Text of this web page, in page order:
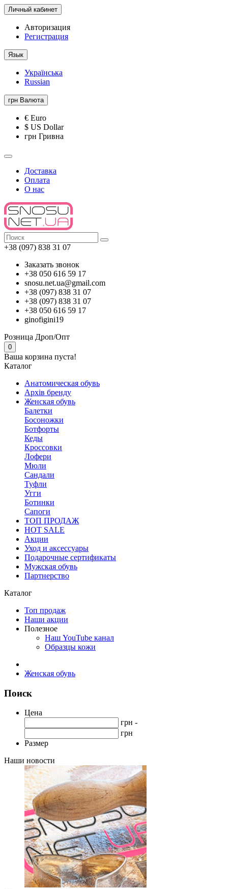
Личный кабинет
Авторизация
Регистрация
Язык
Українська
Russian
грн Валюта
€ Euro
$ US Dollar
грн Гривна
Доставка
Оплата
О нас
+38 (097) 838 31 07
Заказать звонок
+38 050 616 59 17
snosu.net.ua@gmail.com
+38 (097) 838 31 07
+38 (097) 838 31 07
+38 050 616 59 17
ginofigini19
Розница Дроп/Опт
0
Ваша корзина пуста!
Каталог
Анатомическая обувь
Архів бренду
Женская обувь
Балетки
Босоножки
Ботфорты
Кеды
Кроссовки
Лофери
Мюли
Сандали
Туфли
Угги
Ботинки
Сапоги
ТОП ПРОДАЖ
HOT SALE
Акции
Уход и аксессуары
Подарочные сертификаты
Мужская обувь
Партнерство
Каталог
Топ продаж
Наши акции
Полезное
Наш YouTube канал
Образцы кожи
Женская обувь
Поиск
Цена
грн -
грн
Размер
Наши новости